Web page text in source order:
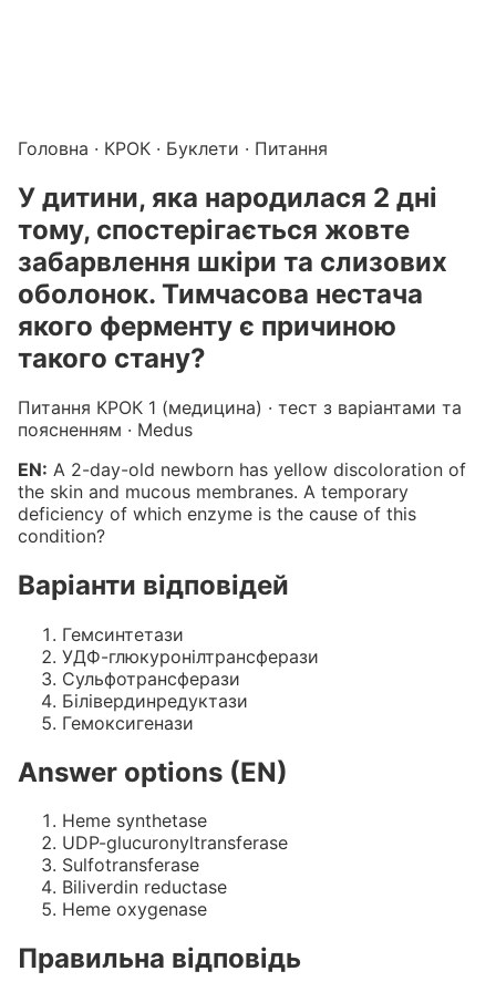
Головна · КРОК · Буклети · Питання
У дитини, яка народилася 2 дні
тому, спостерігається жовте
забарвлення шкіри та слизових
оболонок. Тимчасова нестача
якого ферменту є причиною
такого стану?
Питання КРОК 1 (медицина) · тест з варіантами та
поясненням · Medus
EN: A 2-day-old newborn has yellow discoloration of
the skin and mucous membranes. A temporary
deficiency of which enzyme is the cause of this
condition?
Варіанти відповідей
Гемсинтетази
УДФ-глюкуронілтрансферази
Сульфотрансферази
Білівердинредуктази
Гемоксигенази
Answer options (EN)
Heme synthetase
UDP-glucuronyltransferase
Sulfotransferase
Biliverdin reductase
Heme oxygenase
Правильна відповідь